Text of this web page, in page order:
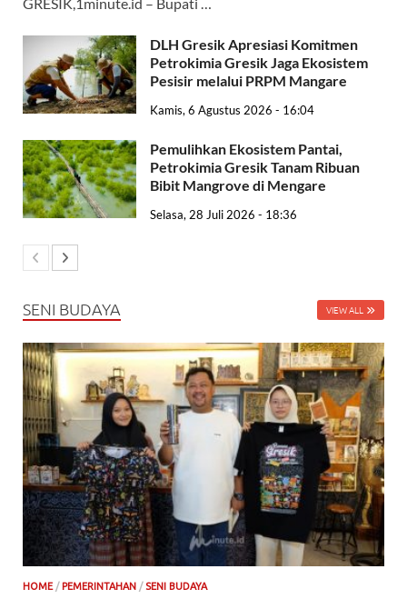
DLH Gresik Apresiasi Komitmen
Petrokimia Gresik Jaga Ekosistem
Pesisir melalui PRPM Mangare
Kamis, 6 Agustus 2026 - 16:04
Pemulihkan Ekosistem Pantai,
Petrokimia Gresik Tanam Ribuan
Bibit Mangrove di Mengare
Selasa, 28 Juli 2026 - 18:36
SENI BUDAYA VIEW ALL
HOME / PEMERINTAHAN / SENI BUDAYA